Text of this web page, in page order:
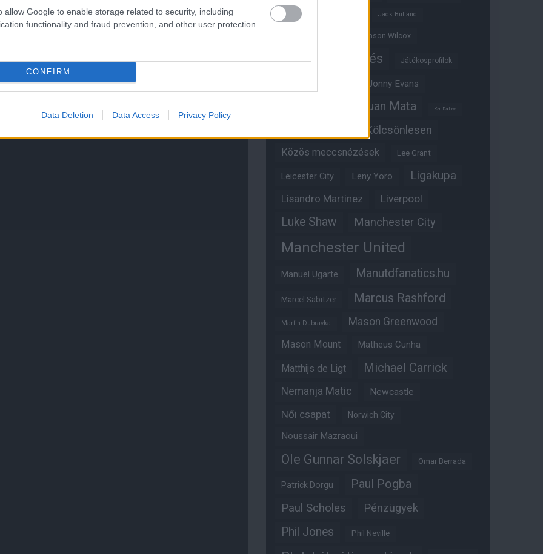
allow Google to enable storage related to security, including
functionality and fraud prevention, and other user protection.
CONFIRM
Data Deletion Data Access Privacy Policy
Hull City Jack Butland
Jason Wilcox
Játékosértékelés Játékosprofilok
Jonny Evans
Juan Mata Karl Darlow
Kölcsönlesen
Közös meccsnézések Lee Grant
Leicester City Leny Yoro Ligakupa
Lisandro Martinez Liverpool
Luke Shaw Manchester City
Manchester United
Manuel Ugarte Manutdfanatics.hu
Marcel Sabitzer Marcus Rashford
Martin Dubravka Mason Greenwood
Mason Mount Matheus Cunha
Matthijs de Ligt Michael Carrick
Nemanja Matic Newcastle
Női csapat Norwich City
Noussair Mazraoui
Ole Gunnar Solskjaer Omar Berrada
Patrick Dorgu Paul Pogba
Paul Scholes Pénzügyek
Phil Jones Phil Neville